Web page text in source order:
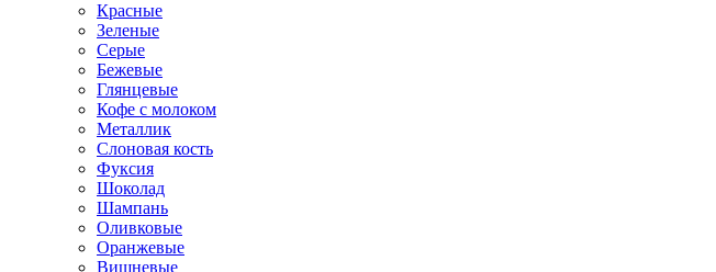
Красные
Зеленые
Серые
Бежевые
Глянцевые
Кофе с молоком
Металлик
Слоновая кость
Фуксия
Шоколад
Шампань
Оливковые
Оранжевые
Вишневые